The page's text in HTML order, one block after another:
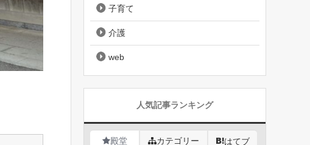
子育て
介護
web
人気記事ランキング
殿堂 カテゴリー はてブ